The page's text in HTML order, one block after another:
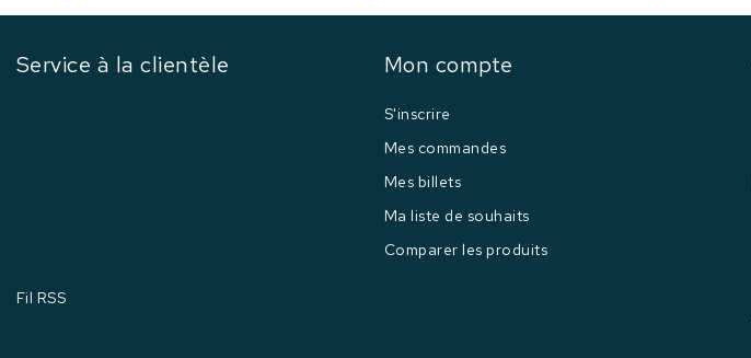
Service à la clientèle
Fil RSS
Mon compte
S'inscrire
Mes commandes
Mes billets
Ma liste de souhaits
Comparer les produits